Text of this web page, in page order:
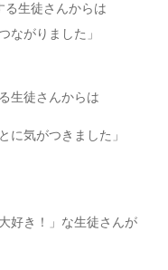
る生徒さんからは
ながりました」
生徒さんからは
に気がつきました」
好き！」な生徒さんが